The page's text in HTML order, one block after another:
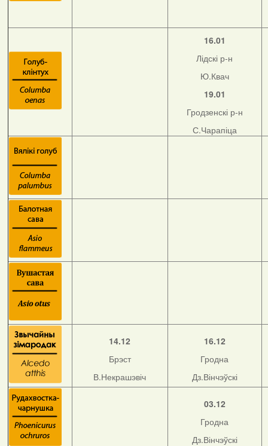
16.01
Лідскі р-н
Ю.Квач
19.01
Гродзенскі р-н
С.Чарапіца
14.12
Брэст
В.Некрашэвіч
16.12
Гродна
Дз.Вінчэўскі
03.12
Гродна
Дз.Вінчэўскі